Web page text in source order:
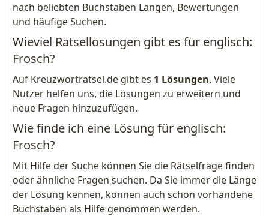
nach beliebten Buchstaben Längen, Bewertungen
und häufige Suchen.
Wieviel Rätsellösungen gibt es für englisch:
Frosch?
Auf Kreuzworträtsel.de gibt es 1 Lösungen. Viele
Nutzer helfen uns, die Lösungen zu erweitern und
neue Fragen hinzuzufügen.
Wie finde ich eine Lösung für englisch:
Frosch?
Mit Hilfe der Suche können Sie die Rätselfrage finden
oder ähnliche Fragen suchen. Da Sie immer die Länge
der Lösung kennen, können auch schon vorhandene
Buchstaben als Hilfe genommen werden.